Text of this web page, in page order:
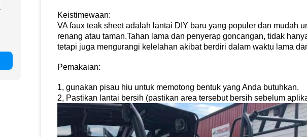
Keistimewaan:
VA faux teak sheet adalah lantai DIY baru yang populer dan mudah
renang atau taman.Tahan lama dan penyerap goncangan, tidak
tetapi juga mengurangi kelelahan akibat berdiri dalam waktu lama
Pemakaian:
1, gunakan pisau hiu untuk memotong bentuk yang Anda butuhkan.
2, Pastikan lantai bersih (pastikan area tersebut bersih sebelum